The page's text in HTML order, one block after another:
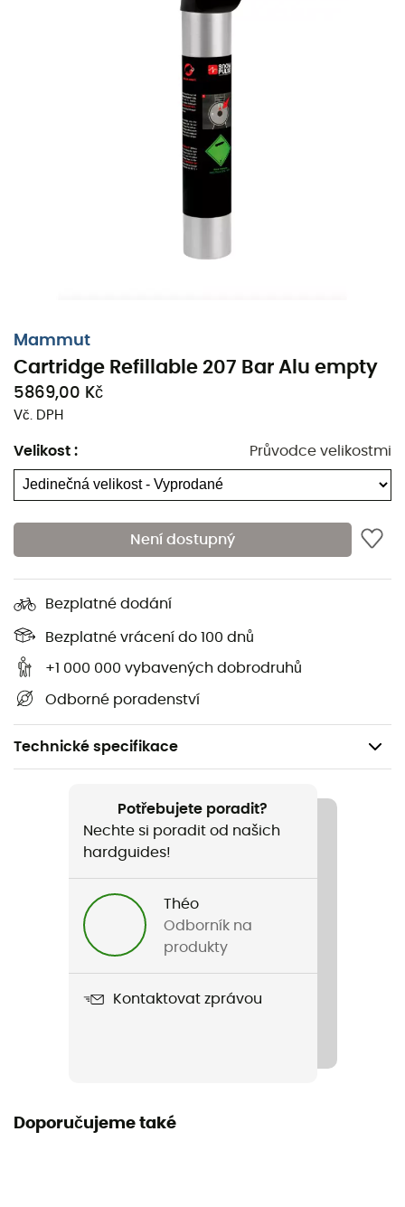
Mammut
Cartridge Refillable 207 Bar Alu empty
5869,00 Kč
Vč. DPH
Velikost : Průvodce velikostmi
Není dostupný
Bezplatné dodání
Bezplatné vrácení do 100 dnů
+1 000 000 vybavených dobrodruhů
Odborné poradenství
Technické specifikace
Cartridge Refillable 207 Bar Alu empty
207 bar / 3 000 psi / Stlačený vzduch / Kompatibilní s
(Removable Airbag System)
Potřebujete poradit?
Nechte si poradit od našich
hardguides!
Théo
Odborník na
produkty
Kontaktovat zprávou
Doporučujeme také